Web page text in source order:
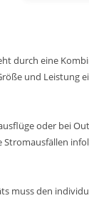
durch eine
und
oder bei
muss den